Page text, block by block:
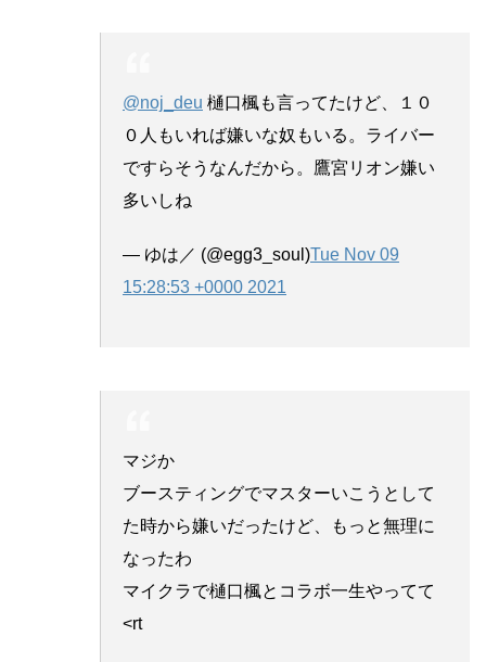
@noj_deu 樋口楓も言ってたけど、１０
０人もいれば嫌いな奴もいる。ライバー
ですらそうなんだから。鷹宮リオン嫌い
多いしね
— ゆは／ (@egg3_soul)Tue Nov 09
15:28:53 +0000 2021
マジか
ブースティングでマスターいこうとして
た時から嫌いだったけど、もっと無理に
なったわ
マイクラで樋口楓とコラボ一生やってて
<rt